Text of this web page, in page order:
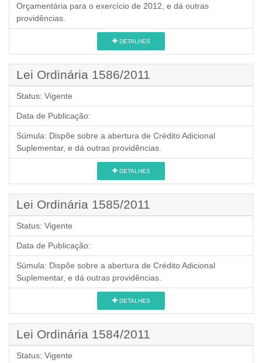
Orçamentária para o exercício de 2012, e dá outras
providências.
DETALHES
Lei Ordinária 1586/2011
Status: Vigente
Data de Publicação:
Súmula: Dispõe sobre a abertura de Crédito Adicional
Suplementar, e dá outras providências.
DETALHES
Lei Ordinária 1585/2011
Status: Vigente
Data de Publicação:
Súmula: Dispõe sobre a abertura de Crédito Adicional
Suplementar, e dá outras providências.
DETALHES
Lei Ordinária 1584/2011
Status: Vigente